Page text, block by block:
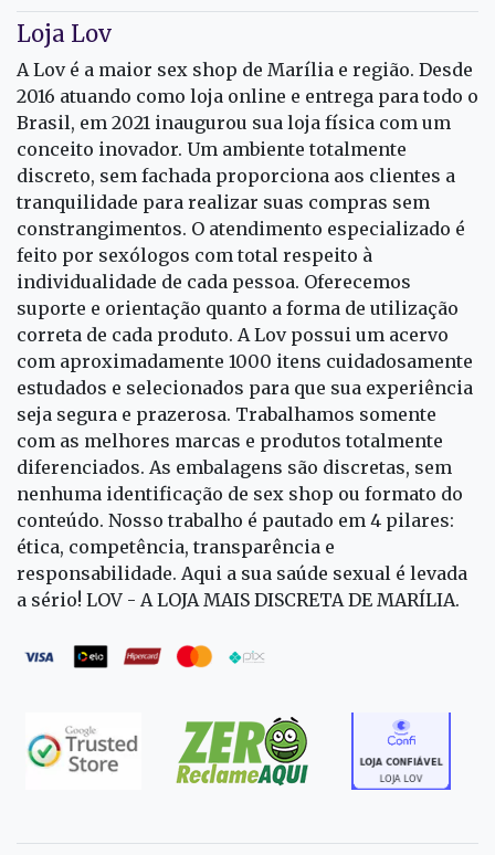
Loja Lov
A Lov é a maior sex shop de Marília e região. Desde
2016 atuando como loja online e entrega para todo o
Brasil, em 2021 inaugurou sua loja física com um
conceito inovador. Um ambiente totalmente
discreto, sem fachada proporciona aos clientes a
tranquilidade para realizar suas compras sem
constrangimentos. O atendimento especializado é
feito por sexólogos com total respeito à
individualidade de cada pessoa. Oferecemos
suporte e orientação quanto a forma de utilização
correta de cada produto. A Lov possui um acervo
com aproximadamente 1000 itens cuidadosamente
estudados e selecionados para que sua experiência
seja segura e prazerosa. Trabalhamos somente
com as melhores marcas e produtos totalmente
diferenciados. As embalagens são discretas, sem
nenhuma identificação de sex shop ou formato do
conteúdo. Nosso trabalho é pautado em 4 pilares:
ética, competência, transparência e
responsabilidade. Aqui a sua saúde sexual é levada
a sério! LOV - A LOJA MAIS DISCRETA DE MARÍLIA.